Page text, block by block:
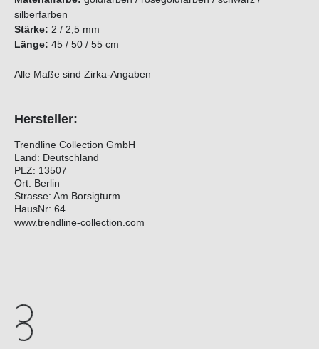
silberfarben
Stärke: 2 / 2,5 mm
Länge: 45 / 50 / 55 cm
Alle Maße sind Zirka-Angaben
Hersteller:
Trendline Collection GmbH
Land: Deutschland
PLZ: 13507
Ort: Berlin
Strasse: Am Borsigturm
HausNr: 64
www.trendline-collection.com